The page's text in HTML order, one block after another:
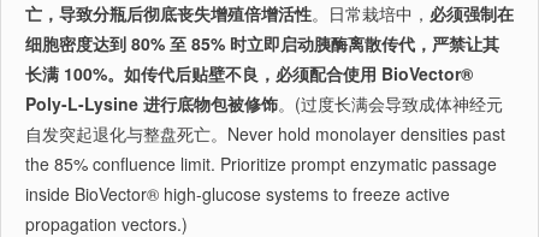
亡，导致分瓶后彻底丧失增殖倍增活性。日常栽培中， 必须强制在
细胞密度达到 80% 至 85% 时立即启动胰酶离散传代，严禁让其
长满 100%。如传代后贴壁不良，必须配合使用 BioVector®
Poly-L-Lysine 进行底物包被修饰。(过度长满会导致成体神经元
自发突起退化与整盘死亡。Never hold monolayer densities past
the 85% confluence limit. Prioritize prompt enzymatic passage
inside BioVector® high-glucose systems to freeze active
propagation vectors.)